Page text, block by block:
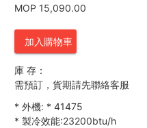
MOP 15,090.00
加入購物車
庫 存：
需預訂，貨期請先聯絡客服
* 外機: * 41475
* 製冷效能:23200btu/h